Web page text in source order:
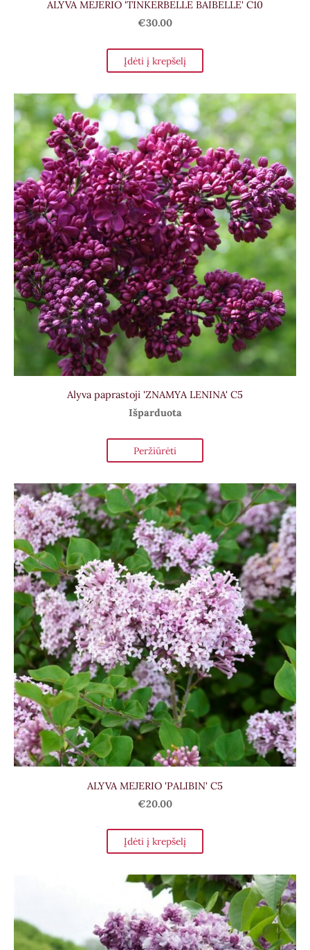
ALYVA MEJERIO 'TINKERBELLE BAIBELLE' C10
€30.00
Įdėti į krepšelį
Alyva paprastoji 'ZNAMYA LENINA' C5
Išparduota
Peržiūrėti
ALYVA MEJERIO 'PALIBIN' C5
€20.00
Įdėti į krepšelį